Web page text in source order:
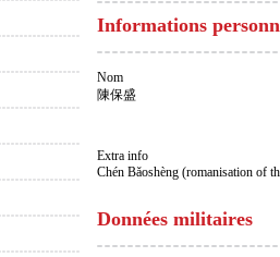
Informations
Nom
陳保盛
Extra info
Chén Bǎoshèng (romanisation of
Données militaires